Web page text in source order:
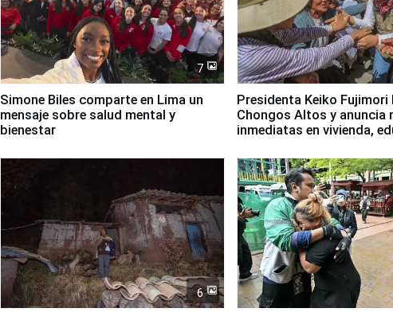
7
Simone Biles comparte en Lima un
mensaje sobre salud mental y
bienestar
Presidenta Keiko Fujimori
Chongos Altos y anuncia
inmediatas en vivienda,
6